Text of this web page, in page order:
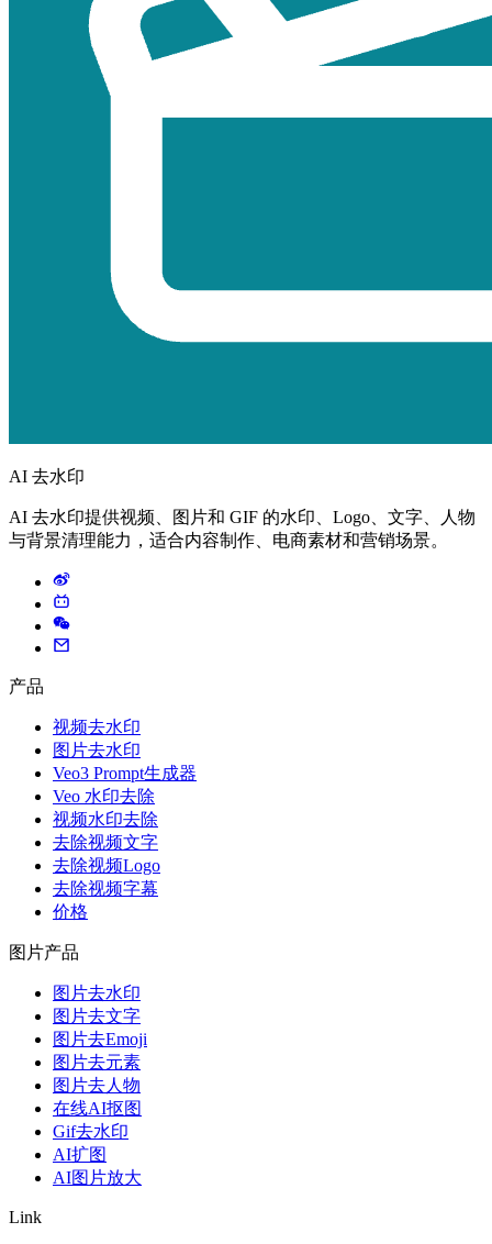
AI 去水印
AI 去水印提供视频、图片和 GIF 的水印、Logo、文字、人物
与背景清理能力，适合内容制作、电商素材和营销场景。
产品
视频去水印
图片去水印
Veo3 Prompt生成器
Veo 水印去除
视频水印去除
去除视频文字
去除视频Logo
去除视频字幕
价格
图片产品
图片去水印
图片去文字
图片去Emoji
图片去元素
图片去人物
在线AI抠图
Gif去水印
AI扩图
AI图片放大
Link